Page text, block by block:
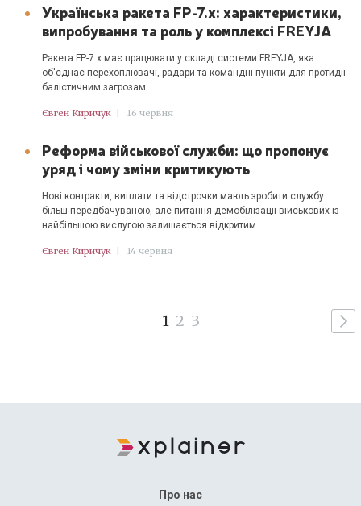
Українська ракета FP-7.x: характеристики,
випробування та роль у комплексі FREYJA
Ракета FP-7.x має працювати у складі системи FREYJA, яка
об'єднає перехоплювачі, радари та командні пункти для протидії
балістичним загрозам.
Євген Киричук | 16 червня
Реформа військової служби: що пропонує
уряд і чому зміни критикують
Нові контракти, виплати та відстрочки мають зробити службу
більш передбачуваною, але питання демобілізації військових із
найбільшою вислугою залишається відкритим.
Євген Киричук | 14 червня
1 2 3
Про нас